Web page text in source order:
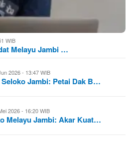
WIB
Melayu Jambi …
2026 - 13:47 WIB
Jambi: Petai Dak B…
2026 - 16:20 WIB
Melayu Jambi: Akar Kuat…